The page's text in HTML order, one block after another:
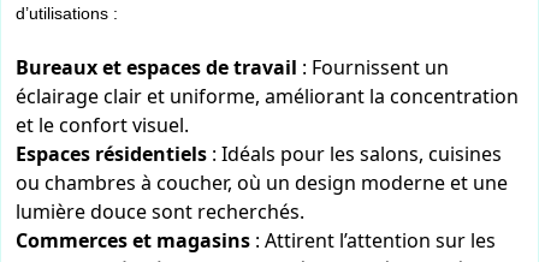
d’utilisations :
Bureaux et espaces de travail : Fournissent un
éclairage clair et uniforme, améliorant la concentration
et le confort visuel.
Espaces résidentiels : Idéals pour les salons, cuisines
ou chambres à coucher, où un design moderne et une
lumière douce sont recherchés.
Commerces et magasins : Attirent l’attention sur les